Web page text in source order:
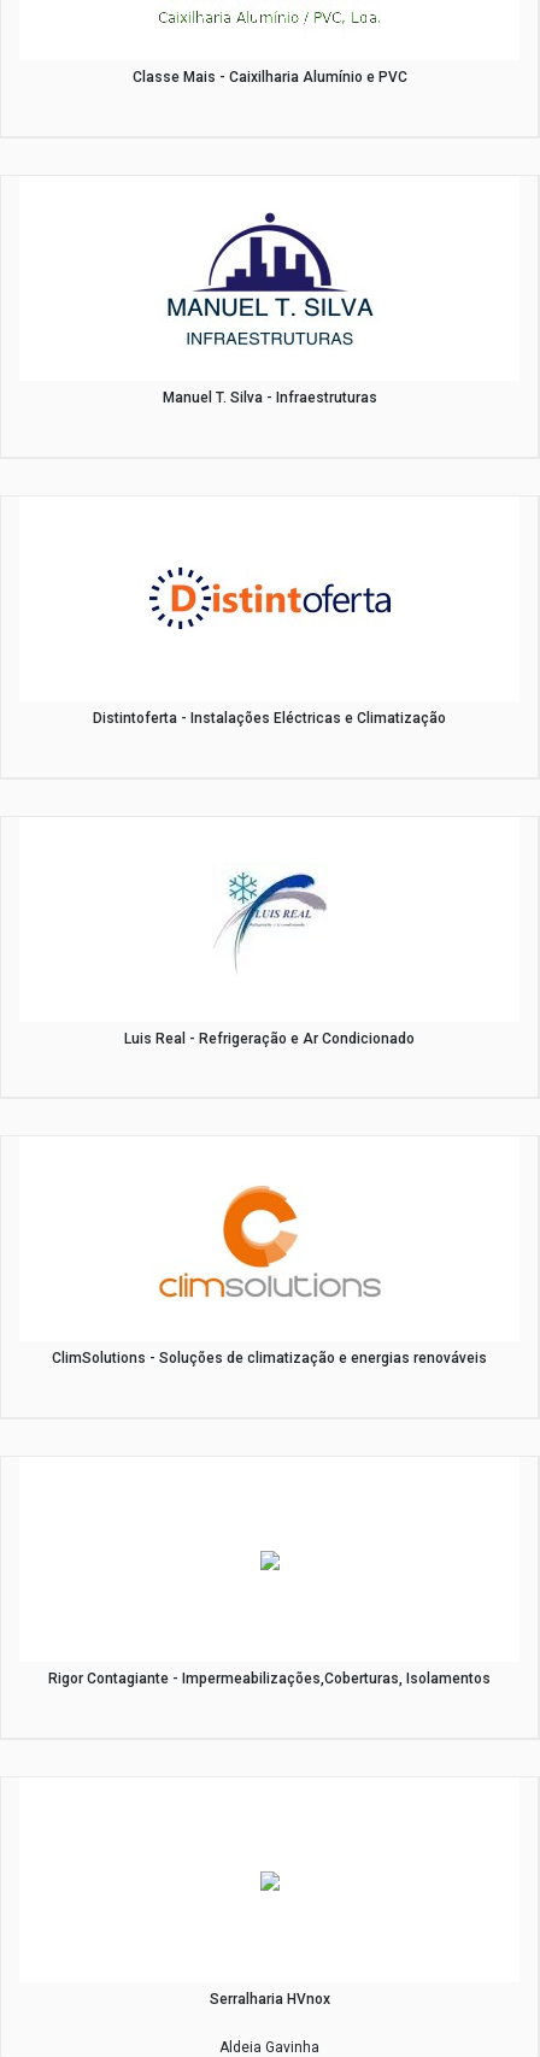
Classe Mais - Caixilharia Alumínio e PVC
Manuel T. Silva - Infraestruturas
Distintoferta - Instalações Eléctricas e Climatização
Luis Real - Refrigeração e Ar Condicionado
ClimSolutions - Soluções de climatização e energias renováveis
Rigor Contagiante - Impermeabilizações,Coberturas, Isolamentos
Serralharia HVnox
Aldeia Gavinha